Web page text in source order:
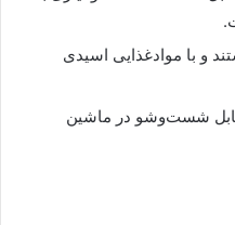
و با موادغذایی اسیدی
شست‌وشو در ماشین